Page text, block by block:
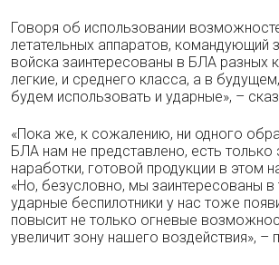
Говоря об использовании
летательных аппаратов, командующий
войска заинтересованы в БЛА разных
легкие, и среднего класса, а в
будем использовать и ударные», –
«Пока же, к сожалению, ни одного
БЛА нам не представлено, есть только
наработки, готовой продукции в этом
«Но, безусловно, мы заинтересованы
ударные беспилотники у нас тоже
повысит не только огневые
увеличит зону нашего воздействия», –